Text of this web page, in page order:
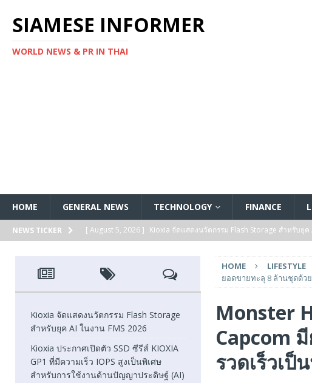
SIAMESE INFORMER
WORLD NEWS & PR IN THAI
HOME GENERAL NEWS TECHNOLOGY FINANCE
NEWS TICKER [ August 5, 2026 ] Kioxia จัดแสดงนวัตกรรม Flash Storage สำหรับยุค
FEATURED
[ August 5, 2026 ] Moove ระดมทุนได้ 250 ล้านดอลลาร์สหรัฐ ด้วยมูล
โลกสำหรับระบบขับเคลื่อนอัตโนมัติ
FEATURED
[ August 5, 2026 ]
Vedanta Aluminium รายงานผลประกอบการไตร
EBITDA เพิ่มขึ้นมากกว่าสองเท่า
[ August 1, 2026 ] 2PointZero Group ส่งสัญญาณการเติบโตในระดับโ
HOME LIFESTYLE
ยอดขายทะลุ 8 ล้านชุดด้ว
Monster
Capcom
รวดเร็วเป็
Kioxia จัดแสดงนวัตกรรม Flash Storage
สำหรับยุค AI ในงาน FMS 2026
Kioxia ประกาศเปิดตัว SSD ซีรีส์ KIOXIA
GP1 ที่มีความเร็ว IOPS สูงเป็นพิเศษ
สำหรับการใช้งานด้านปัญญาประดิษฐ์ (AI)